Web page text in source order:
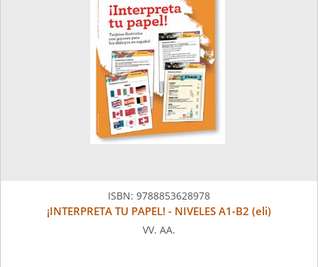
ISBN: 9788853628978
¡INTERPRETA TU PAPEL! - NIVELES A1-B2 (eli)
VV. AA.